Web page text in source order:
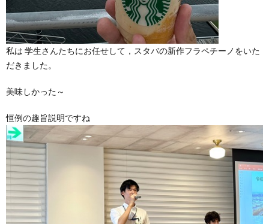
私は 学生さんたちにお任せして，スタバの新作フラペチーノをいた
だきました。
美味しかった～
恒例の趣旨説明ですね